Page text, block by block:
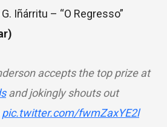
Iñárritu – “O Regresso”
accepts the top prize at
and jokingly shouts out
pic.twitter.com/fwmZaxYE2l